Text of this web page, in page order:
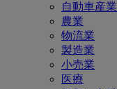
自動車産業
農業
物流業
製造業
小売業
医療